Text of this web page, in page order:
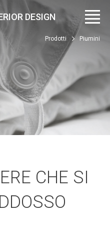
DESIGN
Prodotti Piumini
CHE SI